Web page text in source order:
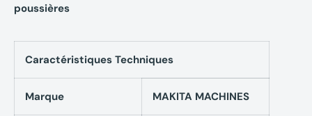
poussières
Caractéristiques Techniques
Marque MAKITA MACHINES